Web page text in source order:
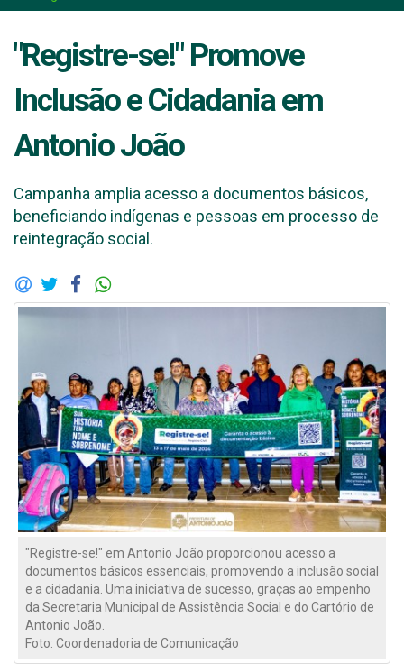
"Registre-se!" Promove
Inclusão e Cidadania em
Antonio João
Campanha amplia acesso a documentos básicos,
beneficiando indígenas e pessoas em processo de
reintegração social.
"Registre-se!" em Antonio João proporcionou acesso a
documentos básicos essenciais, promovendo a inclusão social
e a cidadania. Uma iniciativa de sucesso, graças ao empenho
da Secretaria Municipal de Assistência Social e do Cartório de
Antonio João.
Foto: Coordenadoria de Comunicação